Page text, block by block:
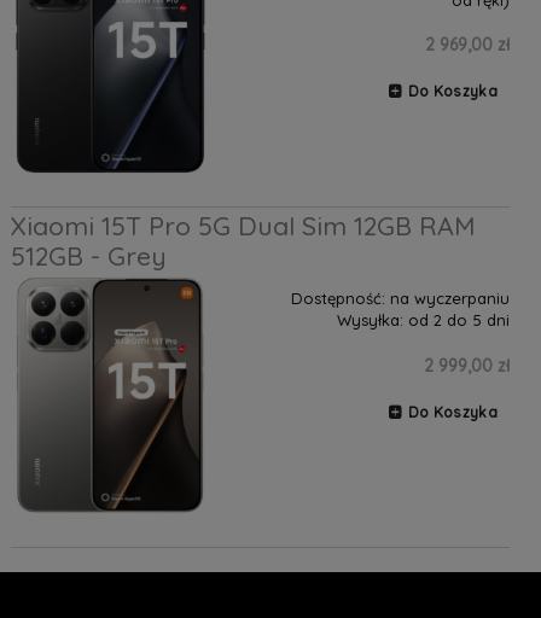
2 969,00 zł
Do Koszyka
Xiaomi 15T Pro 5G Dual Sim 12GB RAM
512GB - Grey
Dostępność: na wyczerpaniu
Wysyłka: od 2 do 5 dni
2 999,00 zł
Do Koszyka